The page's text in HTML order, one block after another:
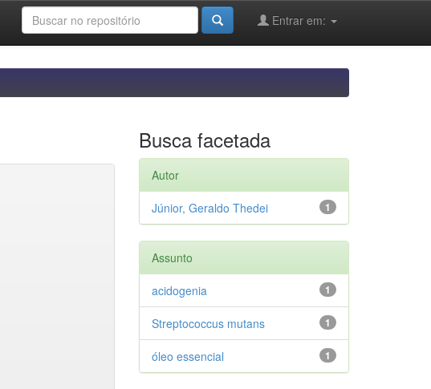
Entrar em:
Busca facetada
Autor
1
Júnior, Geraldo Thedei
Assunto
1
acidogenia
1
Streptococcus mutans
1
óleo essencial